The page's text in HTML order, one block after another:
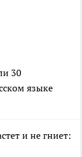
30
языке
и не гниет: